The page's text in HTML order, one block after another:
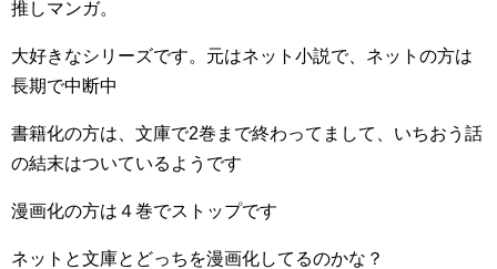
推しマンガ。
大好きなシリーズです。元はネット小説で、ネットの方は
長期で中断中
書籍化の方は、文庫で2巻まで終わってまして、いちおう話
の結末はついているようです
漫画化の方は４巻でストップです
ネットと文庫とどっちを漫画化してるのかな？